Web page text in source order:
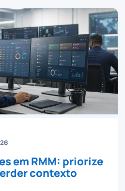
em RMM: priorize
contexto